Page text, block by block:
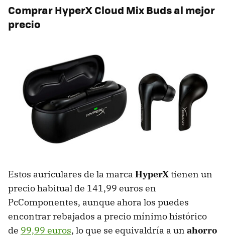
Comprar HyperX Cloud Mix Buds al mejor
precio
Estos auriculares de la marca HyperXtienen un
precio habitual de 141,99 euros en
PcComponentes, aunque ahora los puedes
encontrar rebajados a precio mínimo histórico
de 99,99 euros, lo que se equivaldría a un ahorro